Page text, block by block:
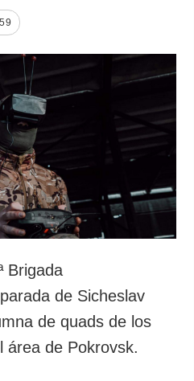
Brigada
de Sicheslav
de quads de los
área de Pokrovsk.